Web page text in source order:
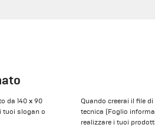
da 140 x 90
tuoi slogan o
Quando creerai il file
tecnica (Foglio
realizzare i tuoi